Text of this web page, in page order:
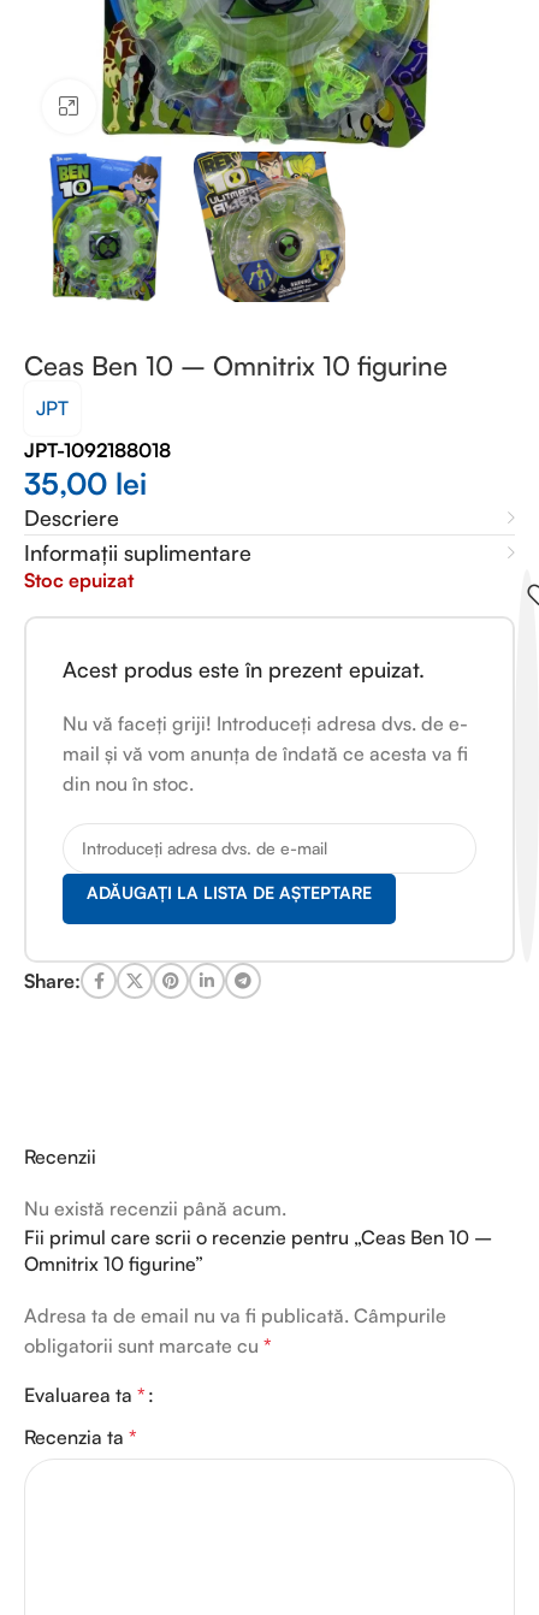
Faceți clic pentru a mări
Ceas Ben 10 – Omnitrix 10 figurine
JPT
JPT-1092188018
35,00 lei
Descriere
Informații suplimentare
Stoc epuizat
Acest produs este în prezent epuizat.
Nu vă faceți griji! Introduceți adresa dvs. de e-
mail și vă vom anunța de îndată ce acesta va fi
din nou în stoc.
ADĂUGAȚI LA LISTA DE AȘTEPTARE
Share:
Recenzii
Nu există recenzii până acum.
Fii primul care scrii o recenzie pentru „Ceas Ben 10 –
Omnitrix 10 figurine”
Adresa ta de email nu va fi publicată. Câmpurile
obligatorii sunt marcate cu *
Evaluarea ta *
Recenzia ta *